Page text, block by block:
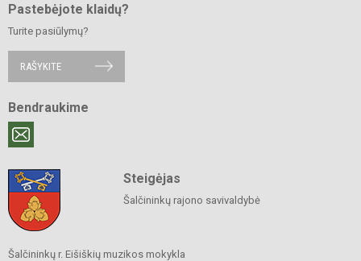
Pastebėjote klaidų?
Turite pasiūlymų?
RAŠYKITE
Bendraukime
Steigėjas
Šalčininkų rajono savivaldybė
Šalčininkų r. Eišiškių muzikos mokykla